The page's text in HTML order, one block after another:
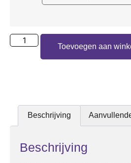
Toevoegen aan
Beschrijving
Beschrijving